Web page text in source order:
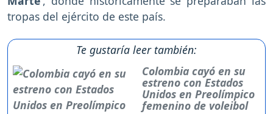
tropas del ejército de este país.
Te gustaría leer también:
Colombia cayó en su
estreno con Estados
Unidos en Preolímpico
femenino de voleibol